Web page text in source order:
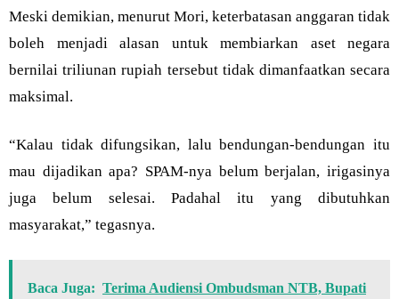
Meski demikian, menurut Mori, keterbatasan anggaran tidak
boleh menjadi alasan untuk membiarkan aset negara
bernilai triliunan rupiah tersebut tidak dimanfaatkan secara
maksimal.
“Kalau tidak difungsikan, lalu bendungan-bendungan itu
mau dijadikan apa? SPAM-nya belum berjalan, irigasinya
juga belum selesai. Padahal itu yang dibutuhkan
masyarakat,” tegasnya.
Baca Juga: Terima Audiensi Ombudsman NTB, Bupati